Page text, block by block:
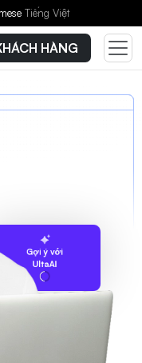
Tiếng Việt
HÀNG
Gợi ý với
UltaAI